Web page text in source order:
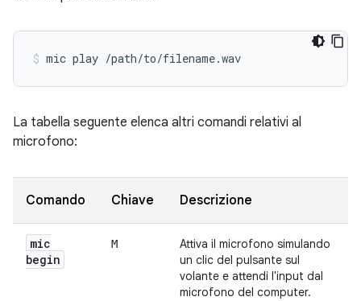
mic play /path/to/filename.wav
La tabella seguente elenca altri comandi relativi al
microfono:
Comando Chiave Descrizione
mic
begin
M
Attiva il microfono simulando
un clic del pulsante sul
volante e attendi l'input dal
microfono del computer.